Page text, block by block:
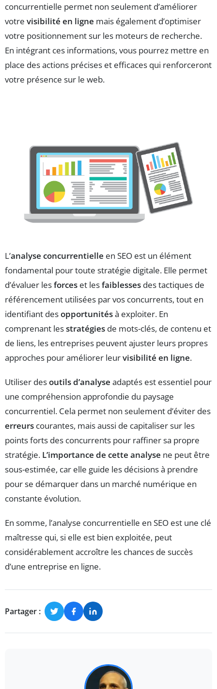
concurrentielle permet non seulement d’améliorer
votre visibilité en ligne mais également d’optimiser
votre positionnement sur les moteurs de recherche.
En intégrant ces informations, vous pourrez mettre en
place des actions précises et efficaces qui renforceront
votre présence sur le web.
L’analyse concurrentielle en SEO est un élément
fondamental pour toute stratégie digitale. Elle permet
d’évaluer lesforces et lesfaiblesses des tactiques de
référencement utilisées par vos concurrents, tout en
identifiant desopportunitésà exploiter. En
comprenant lesstratégies de mots-clés, de contenu et
de liens, les entreprises peuvent ajuster leurs propres
approches pour améliorer leurvisibilité en ligne.
Utiliser desoutils d’analyse adaptés est essentiel pour
une compréhension approfondie du paysage
concurrentiel. Cela permet non seulement d’éviter des
erreurs courantes, mais aussi de capitaliser sur les
points forts des concurrents pour raffiner sa propre
stratégie. L’importance de cette analyse ne peut être
sous-estimée, car elle guide les décisions à prendre
pour se démarquer dans un marché numérique en
constante évolution.
En somme, l’analyse concurrentielle en SEO est une clé
maîtresse qui, si elle est bien exploitée, peut
considérablement accroître les chances de succès
d’une entreprise en ligne.
Partager :